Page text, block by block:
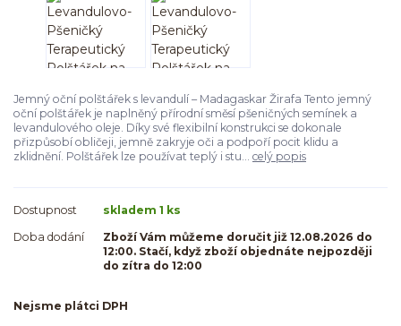
Jemný oční polštářek s levandulí – Madagaskar Žirafa Tento jemný
oční polštářek je naplněný přírodní směsí pšeničných semínek a
levandulového oleje. Díky své flexibilní konstrukci se dokonale
přizpůsobí obličeji, jemně zakryje oči a podpoří pocit klidu a
zklidnění. Polštářek lze používat teplý i stu... celý popis
Dostupnost
skladem 1 ks
Doba dodání
Zboží Vám můžeme doručit již 12.08.2026 do
12:00. Stačí, když zboží objednáte nejpozději
do zítra do 12:00
Nejsme plátci DPH